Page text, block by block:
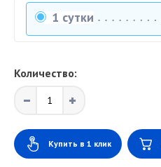
1 сутки
Количество:
Купить в 1 клик